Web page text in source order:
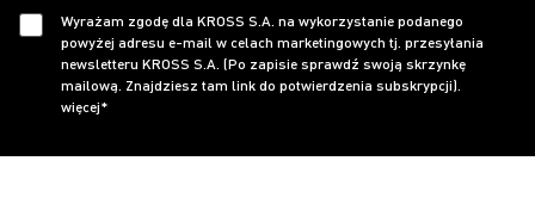
Wyrażam zgodę dla KROSS S.A. na wykorzystanie podanego
powyżej adresu e-mail w celach marketingowych tj. przesyłania
newsletteru KROSS S.A. (Po zapisie sprawdź swoją skrzynkę
mailową. Znajdziesz tam link do potwierdzenia subskrypcji).
więcej*